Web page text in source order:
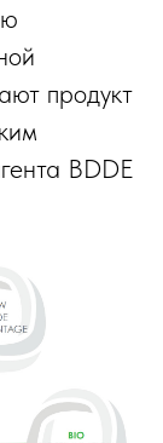
продукт
BDDE